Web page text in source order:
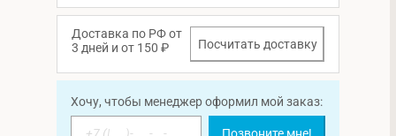
Доставка по РФ от
3 дней и от 150 ₽
Посчитать доставку
Хочу, чтобы менеджер оформил мой заказ:
Позвоните мне!